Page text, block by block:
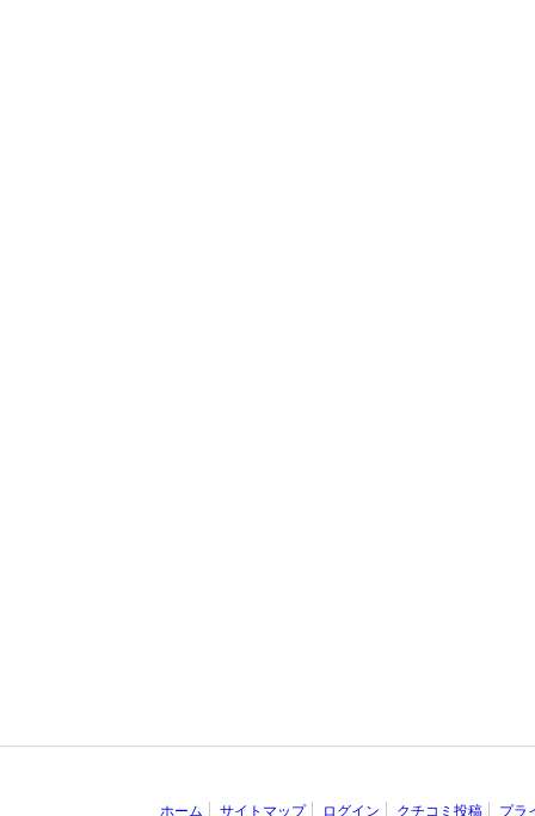
ホーム サイトマップ ログイン クチコミ投稿 プラ